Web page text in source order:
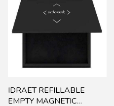
IDRAET REFILLABLE
EMPTY MAGNETIC